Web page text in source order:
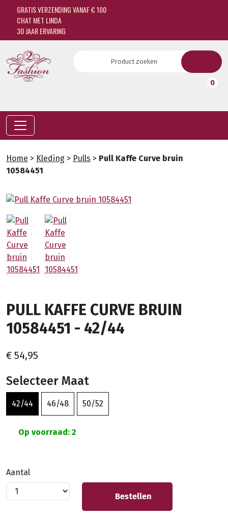
GRATIS VERZENDING VANAF € 100
CHAT MET LINDA
30 JAAR ERVARING
0
Home > Kleding > Pulls > Pull Kaffe Curve bruin
10584451
PULL KAFFE CURVE BRUIN
10584451 - 42/44
€ 54,95
Selecteer Maat
42/44 46/48 50/52
Op voorraad: 2
Aantal
Bestellen